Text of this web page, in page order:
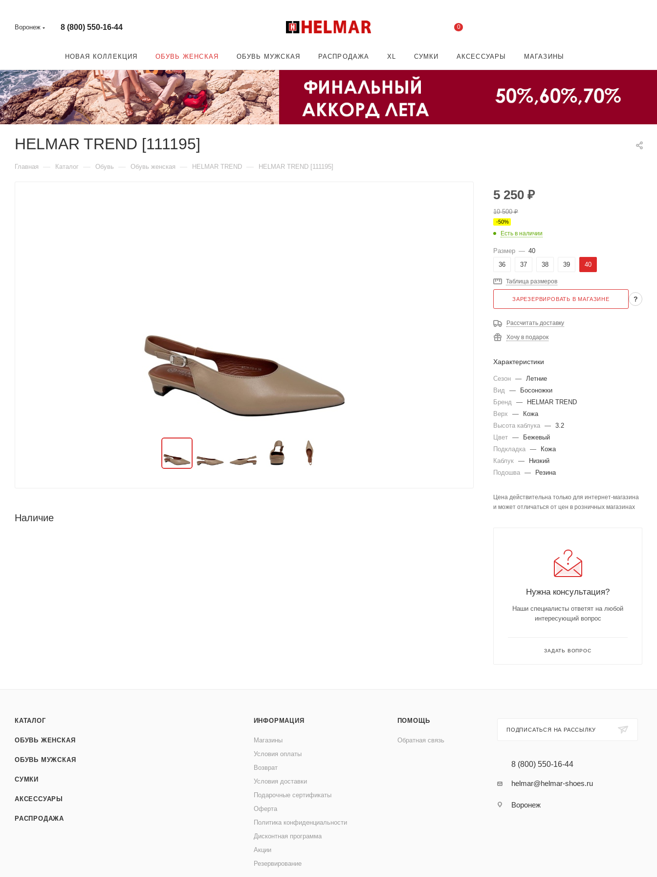
Воронеж 8 (800) 550-16-44 0
НОВАЯ КОЛЛЕКЦИЯ ОБУВЬ ЖЕНСКАЯ ОБУВЬ МУЖСКАЯ РАСПРОДАЖА XL СУМКИ АКСЕССУАРЫ МАГАЗИНЫ
HELMAR TREND [111195]
Главная — Каталог — Обувь — Обувь женская — HELMAR TREND — HELMAR TREND [111195]
Наличие
5 250 ₽
10 500₽
-50%
Есть в наличии
Размер — 40
36
37 38 39 40
Таблица размеров
ЗАРЕЗЕРВИРОВАТЬ В МАГАЗИНЕ ?
Рассчитать доставку
Хочу в подарок
Характеристики
Сезон — Летние
Вид —
Босоножки
Бренд —
HELMAR TREND
Верх
—
Кожа
Высота каблука — 3.2
Цвет —
Бежевый
Подкладка —
Кожа
Каблук —
Низкий
Подошва — Резина
Цена действительна только для интернет-магазина
и может отличаться от цен в розничных магазинах
Нужна консультация?
Наши специалисты ответят на любой
интересующий вопрос
ЗАДАТЬ ВОПРОС
КАТАЛОГ
ОБУВЬ ЖЕНСКАЯ
ОБУВЬ МУЖСКАЯ
СУМКИ
АКСЕССУАРЫ
РАСПРОДАЖА
ИНФОРМАЦИЯ
Магазины
Условия оплаты
Возврат
Условия доставки
Подарочные сертификаты
Оферта
Политика конфиденциальности
Дисконтная программа
Акции
Резервирование
ПОМОЩЬ
Обратная связь
ПОДПИСАТЬСЯ НА РАССЫЛКУ
8 (800) 550-16-44
helmar@helmar-shoes.ru
Воронеж